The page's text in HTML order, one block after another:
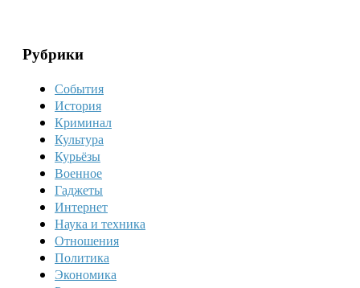
Рубрики
События
История
Криминал
Культура
Курьёзы
Военное
Гаджеты
Интернет
Наука и техника
Отношения
Политика
Экономика